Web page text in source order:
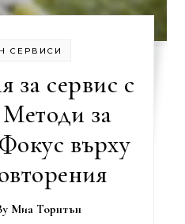
СЕРВИСИ
за сервис с
за
върху
Миа Торнтън